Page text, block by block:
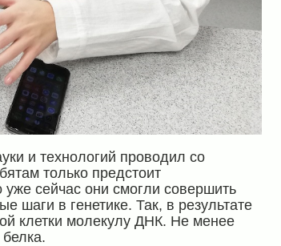
и технологий проводил со
только предстоит
сейчас они смогли совершить
шаги в генетике. Так, в результате
клетки молекулу ДНК. Не менее